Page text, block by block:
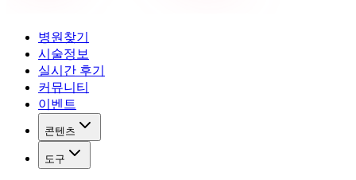
병원찾기
시술정보
실시간 후기
커뮤니티
이벤트
콘텐츠
도구